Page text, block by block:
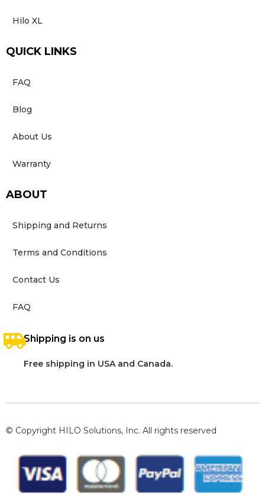
Hilo XL
QUICK LINKS
FAQ
Blog
About Us
Warranty
ABOUT
Shipping and Returns
Terms and Conditions
Contact Us
FAQ
Shipping is on us
Free shipping in USA and Canada.
© Copyright HILO Solutions, Inc. All rights reserved